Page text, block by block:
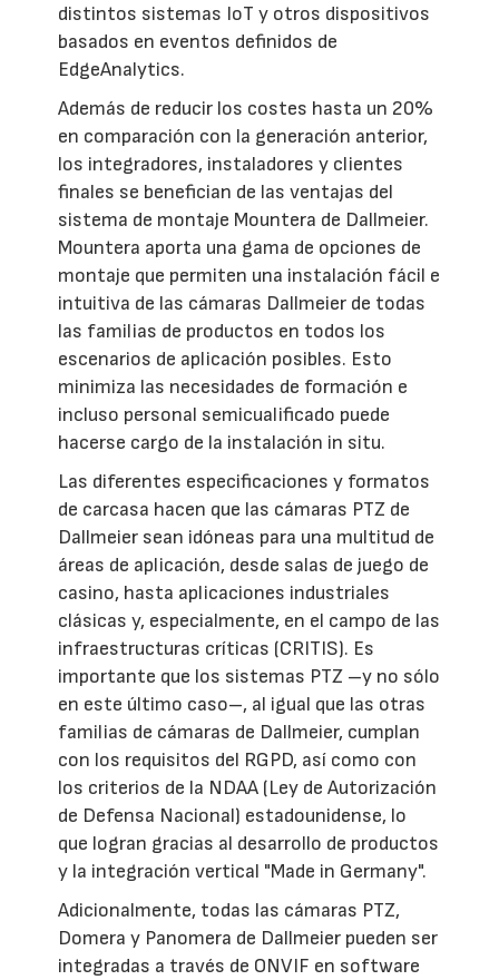
distintos sistemas IoT y otros dispositivos
basados en eventos definidos de
EdgeAnalytics.
Además de reducir los costes hasta un 20%
en comparación con la generación anterior,
los integradores, instaladores y clientes
finales se benefician de las ventajas del
sistema de montaje Mountera de Dallmeier.
Mountera aporta una gama de opciones de
montaje que permiten una instalación fácil e
intuitiva de las cámaras Dallmeier de todas
las familias de productos en todos los
escenarios de aplicación posibles. Esto
minimiza las necesidades de formación e
incluso personal semicualificado puede
hacerse cargo de la instalación in situ.
Las diferentes especificaciones y formatos
de carcasa hacen que las cámaras PTZ de
Dallmeier sean idóneas para una multitud de
áreas de aplicación, desde salas de juego de
casino, hasta aplicaciones industriales
clásicas y, especialmente, en el campo de las
infraestructuras críticas (CRITIS). Es
importante que los sistemas PTZ –y no sólo
en este último caso–, al igual que las otras
familias de cámaras de Dallmeier, cumplan
con los requisitos del RGPD, así como con
los criterios de la NDAA (Ley de Autorización
de Defensa Nacional) estadounidense, lo
que logran gracias al desarrollo de productos
y la integración vertical "Made in Germany".
Adicionalmente, todas las cámaras PTZ,
Domera y Panomera de Dallmeier pueden ser
integradas a través de ONVIF en software